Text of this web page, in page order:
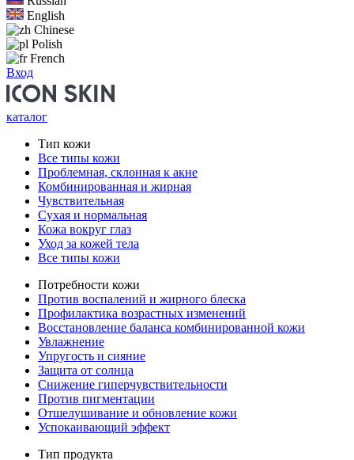
English
Chinese
Polish
French
Вход
каталог
Тип кожи
Все типы кожи
Проблемная, склонная к акне
Комбинированная и жирная
Чувствительная
Сухая и нормальная
Кожа вокруг глаз
Уход за кожей тела
Все типы кожи
Потребности кожи
Против воспалений и жирного блеска
Профилактика возрастных изменений
Восстановление баланса комбинированной кожи
Увлажнение
Упругость и сияние
Защита от солнца
Снижение гиперчувствительности
Против пигментации
Отшелушивание и обновление кожи
Успокаивающий эффект
Тип продукта